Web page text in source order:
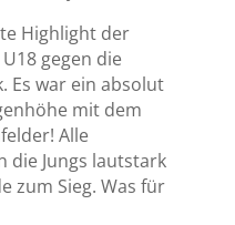
Highlight der
gegen die
Es war ein absolut
mit dem
Alle
die Jungs lautstark
zum Sieg. Was für